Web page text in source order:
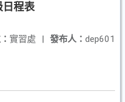
日程表
發布人： dep601
實習處 |